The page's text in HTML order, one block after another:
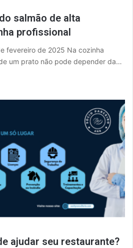
salmão de alta
profissional
fevereiro de 2025 Na cozinha
um prato não pode depender da…
ajudar seu restaurante?